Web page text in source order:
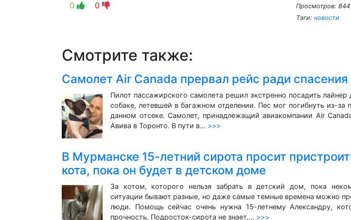
0 0 Просмотров: 844
Тэги: новости
Смотрите также:
Самолет Air Canada прервал рейс ради
Пилот пассажирского самолета решил экстренно посадить
собаке, летевшей в багажном отделении. Пес мог погибнуть из-за
данном отсеке. Самолет, принадлежащий авиакомпании Air
Авива в Торонто. В пути в… >>>
В Мурманске 15-летний сирота просит
кота, пока он будет в детском доме
За котом, которого нельзя забрать в детский дом, пока
ситуации бывают разные, но даже самые темные времена можно
люди. Помощь сейчас очень нужна 15-летнему Александру,
прочность. Подросток-сирота не знает,… >>>